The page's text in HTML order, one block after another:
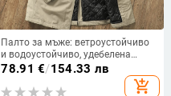
Палто за мъже: ветроустойчиво
и водоустойчиво, удебелена
подплата за топлина, средна
78.91 €/154.33 лв
add_shopping_cart